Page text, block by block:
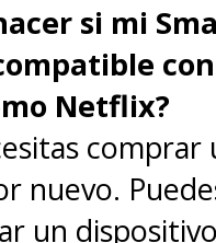
si mi
Netflix?
comprar
nuevo.
un